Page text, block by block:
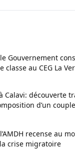
Gouvernement
classe au CEG La
Calavi: découverte
d’un
recense au
crise migratoire